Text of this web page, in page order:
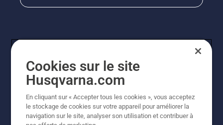
© Husqvarna AB (publ). Tous droits réservés. Les prix
indiqués sont à titre indicatif de Husqvarna Schweiz AG
aux revendeurs participants, prix en CHF, TVA 8,1 % et
Cookies sur le site
Husqvarna.com
En cliquant sur « Accepter tous les cookies », vous acceptez
le stockage de cookies sur votre appareil pour améliorer la
navigation sur le site, analyser son utilisation et contribuer à